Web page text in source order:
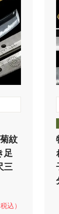
紋
足
三
税込）